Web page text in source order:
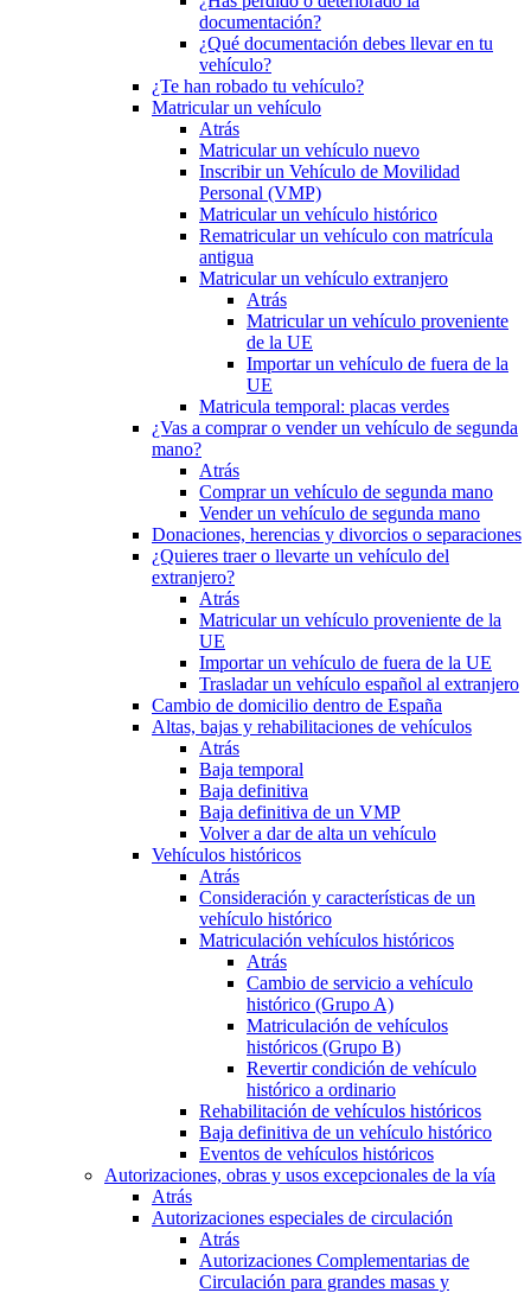
documentación?
¿Qué documentación debes llevar en tu
vehículo?
¿Te han robado tu vehículo?
Matricular un vehículo
Atrás
Matricular un vehículo nuevo
Inscribir un Vehículo de Movilidad
Personal (VMP)
Matricular un vehículo histórico
Rematricular un vehículo con matrícula
antigua
Matricular un vehículo extranjero
Atrás
Matricular un vehículo proveniente
de la UE
Importar un vehículo de fuera de la
UE
Matricula temporal: placas verdes
¿Vas a comprar o vender un vehículo de segunda
mano?
Atrás
Comprar un vehículo de segunda mano
Vender un vehículo de segunda mano
Donaciones, herencias y divorcios o separaciones
¿Quieres traer o llevarte un vehículo del
extranjero?
Atrás
Matricular un vehículo proveniente de la
UE
Importar un vehículo de fuera de la UE
Trasladar un vehículo español al extranjero
Cambio de domicilio dentro de España
Altas, bajas y rehabilitaciones de vehículos
Atrás
Baja temporal
Baja definitiva
Baja definitiva de un VMP
Volver a dar de alta un vehículo
Vehículos históricos
Atrás
Consideración y características de un
vehículo histórico
Matriculación vehículos históricos
Atrás
Cambio de servicio a vehículo
histórico (Grupo A)
Matriculación de vehículos
históricos (Grupo B)
Revertir condición de vehículo
histórico a ordinario
Rehabilitación de vehículos históricos
Baja definitiva de un vehículo histórico
Eventos de vehículos históricos
Autorizaciones, obras y usos excepcionales de la vía
Atrás
Autorizaciones especiales de circulación
Atrás
Autorizaciones Complementarias de
Circulación para grandes masas y